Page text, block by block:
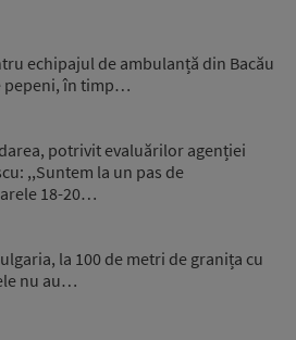
echipajul de ambulanță din Bacău
pepeni, în timp…
potrivit evaluărilor agenției
,,Suntem la un pas de
18-20…
la 100 de metri de granița cu
nu au…